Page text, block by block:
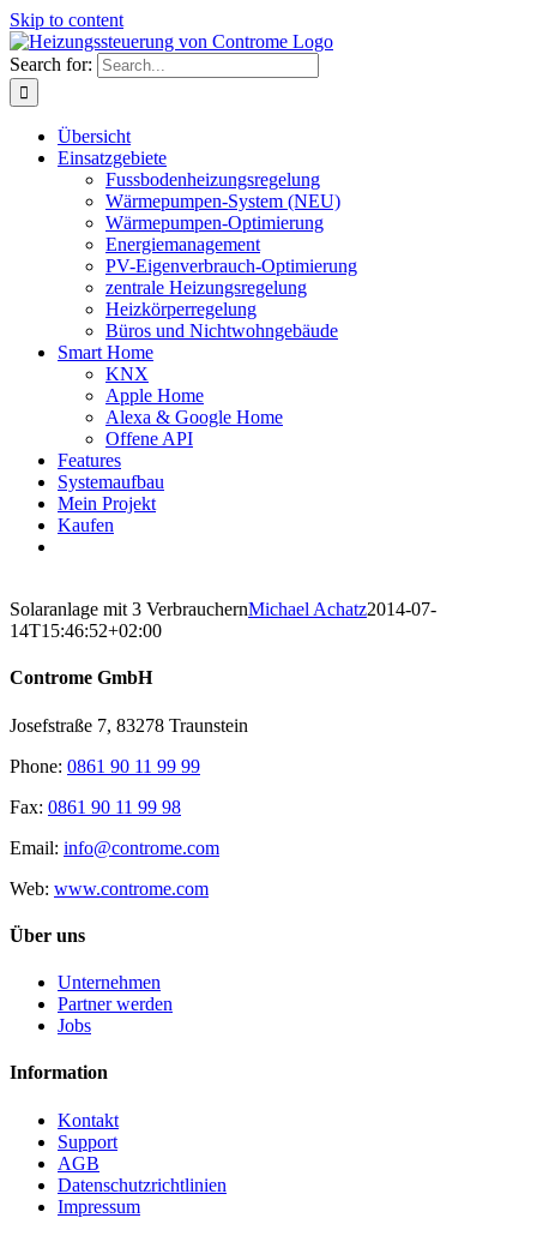
Skip to content
Search for:
Übersicht
Einsatzgebiete
Fussbodenheizungsregelung
Wärmepumpen-System (NEU)
Wärmepumpen-Optimierung
Energiemanagement
PV-Eigenverbrauch-Optimierung
zentrale Heizungsregelung
Heizkörperregelung
Büros und Nichtwohngebäude
Smart Home
KNX
Apple Home
Alexa & Google Home
Offene API
Features
Systemaufbau
Mein Projekt
Kaufen
Solaranlage mit 3 VerbrauchernMichael Achatz2014-07-
14T15:46:52+02:00
Controme GmbH
Josefstraße 7, 83278 Traunstein
Phone: 0861 90 11 99 99
Fax: 0861 90 11 99 98
Email: info@controme.com
Web: www.controme.com
Über uns
Unternehmen
Partner werden
Jobs
Information
Kontakt
Support
AGB
Datenschutzrichtlinien
Impressum